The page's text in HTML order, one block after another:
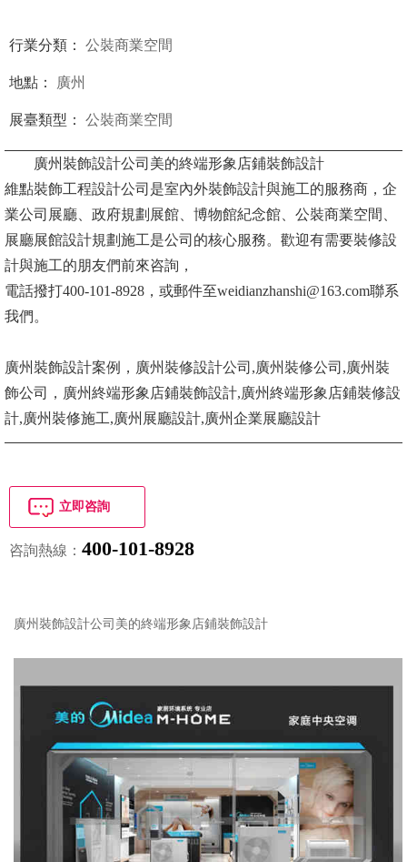
行業分類： 公裝商業空間
地點： 廣州
展臺類型： 公裝商業空間
廣州裝飾設計公司美的終端形象店鋪裝飾設計
維點裝飾工程設計公司是室內外裝飾設計與施工的服務商，企
業公司展廳、政府規劃展館、博物館紀念館、公裝商業空間、
展廳展館設計規劃施工是公司的核心服務。歡迎有需要裝修設
計與施工的朋友們前來咨詢，
電話撥打400-101-8928，或郵件至weidianzhanshi@163.com聯系
我們。
廣州裝飾設計案例，廣州裝修設計公司,廣州裝修公司,廣州裝
飾公司，廣州終端形象店鋪裝飾設計,廣州終端形象店鋪裝修設
計,廣州裝修施工,廣州展廳設計,廣州企業展廳設計
立即咨詢
咨詢熱線： 400-101-8928
廣州裝飾設計公司美的終端形象店鋪裝飾設計